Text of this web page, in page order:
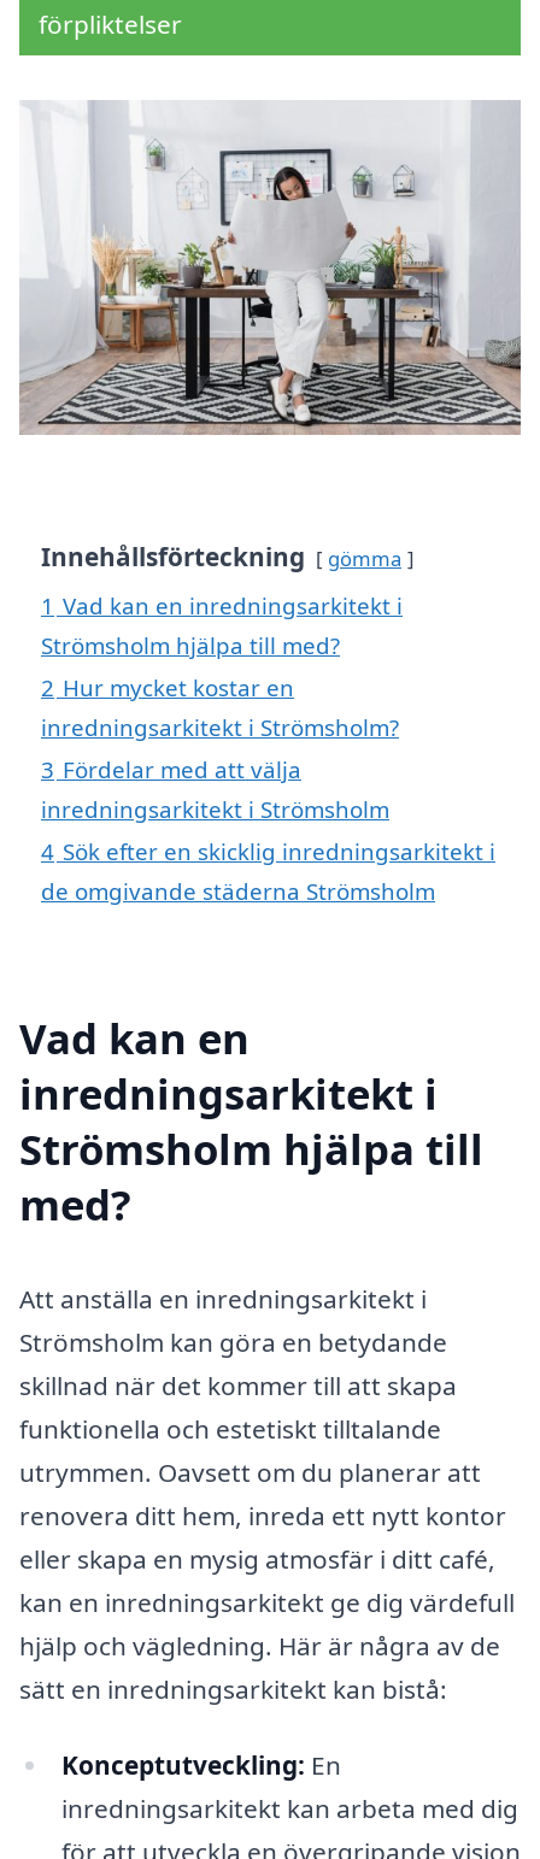
förpliktelser
Innehållsförteckning gömma
1 Vad kan en inredningsarkitekt i
Strömsholm hjälpa till med?
2 Hur mycket kostar en
inredningsarkitekt i Strömsholm?
3 Fördelar med att välja
inredningsarkitekt i Strömsholm
4 Sök efter en skicklig inredningsarkitekt i
de omgivande städerna Strömsholm
Vad kan en
inredningsarkitekt i
Strömsholm hjälpa till
med?
Att anställa en inredningsarkitekt i
Strömsholm kan göra en betydande
skillnad när det kommer till att skapa
funktionella och estetiskt tilltalande
utrymmen. Oavsett om du planerar att
renovera ditt hem, inreda ett nytt kontor
eller skapa en mysig atmosfär i ditt café,
kan en inredningsarkitekt ge dig värdefull
hjälp och vägledning. Här är några av de
sätt en inredningsarkitekt kan bistå:
Konceptutveckling: En
inredningsarkitekt kan arbeta med dig
för att utveckla en övergripande vision